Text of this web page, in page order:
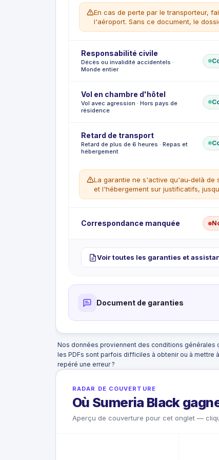
Retard à l'arrivée dans votre pays
En cas de perte par le transporteur,
l'aéroport. Sans ce document, le
CE QUI EST COUVERT
Vol, perte ou détérioration des
Objets de valeur au-delà de 100 €.
Argent personnel au-delà de 100 €.
Responsabilité civile
Décès ou invalidité accidentels ·
Monde entier
CE QUI EST COUVERT
Capital en cas de décès accidentel
Accidents liés à un sport
Vol en chambre d'hôtel
Vol avec agression · Hors pays de
résidence
CE QUI EST COUVERT
Vol des effets personnels avec
Vol sans agression ou sans
Retard de transport
Retard de plus de 6 heures · Repas et
hébergement
La garantie ne s'active qu'au-delà de
et l'hébergement sur justificatifs,
CE QUI EST COUVERT
Nuit d'hôtel supplémentaire si
CE QUI N'EST PAS COUVERT
Retard inférieur à 6 heures.
Correspondance manquée
Voir toutes les garanties et
Document de garanties
Nos données proviennent des conditions générales
les PDFs sont parfois difficiles à obtenir ou à mettre
repéré une erreur ?
RADAR DE COUVERTURE
Où Sumeria Black
Aperçu de couverture pour cet onglet —